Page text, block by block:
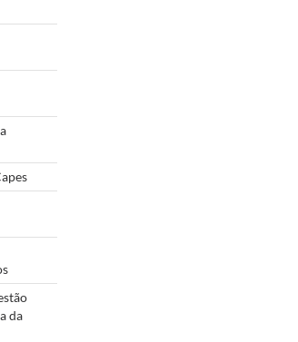
da